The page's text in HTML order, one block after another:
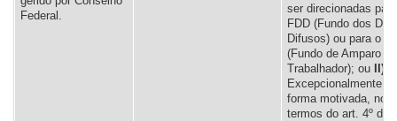
Federal.
ser direcionadas
FDD (Fundo dos
Difusos) ou para o
(Fundo de Amparo ao
Trabalhador); ou
II)
Excepcionalmente e
forma motivada, nos
termos do art. 4º da